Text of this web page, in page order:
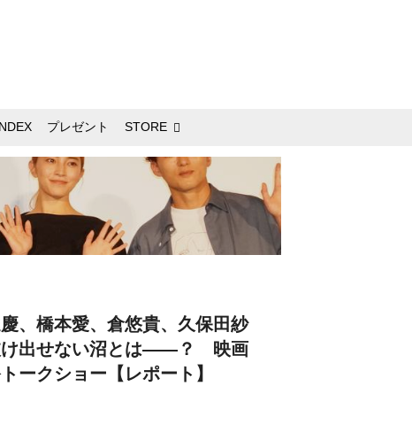
プレゼント STORE
、橋本愛、倉悠貴、久保田紗
け出せない沼とは――？ 映画
ークショー【レポート】